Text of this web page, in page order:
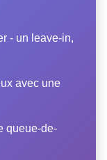
- un leave-in,
avec une
queue-de-